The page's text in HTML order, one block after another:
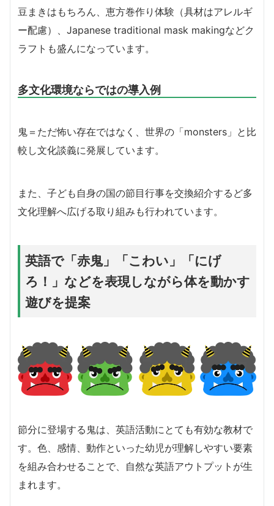
豆まきはもちろん、恵方巻作り体験（具材はアレルギ
ー配慮）、Japanese traditional mask makingなどク
ラフトも盛んになっています。
多文化環境ならではの導入例
鬼＝ただ怖い存在ではなく、世界の「monsters」と比
較し文化談義に発展しています。
また、子ども自身の国の節目行事を交換紹介するど多
文化理解へ広げる取り組みも行われています。
英語で「赤鬼」「こわい」「にげ
ろ！」などを表現しながら体を動かす
遊びを提案
節分に登場する鬼は、英語活動にとても有効な教材で
す。色、感情、動作といった幼児が理解しやすい要素
を組み合わせることで、自然な英語アウトプットが生
まれます。